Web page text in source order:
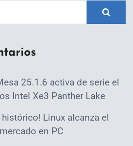
25.1.6 activa de serie el
Intel Xe3 Panther Lake
histórico! Linux alcanza el
en PC